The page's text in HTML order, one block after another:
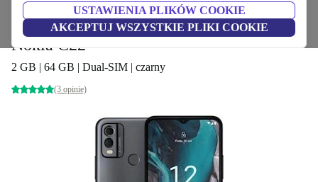
USTAWIENIA PLIKÓW COOKIE
AKCEPTUJ WSZYSTKIE PLIKI COOKIE
Produkty Telefony i smartfony Telefony Nokia
Nokia C22
2 GB | 64 GB | Dual-SIM | czarny
(3 opinie)